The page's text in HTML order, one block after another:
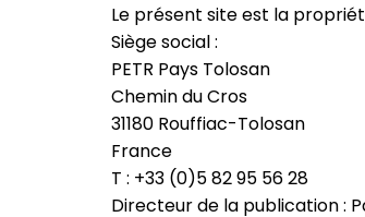
Le présent site est la
Siège social :
PETR Pays Tolosan
Chemin du Cros
31180 Rouffiac-Tolosan
France
T : +33 (0)5 82 95 56 28
Directeur de la publication :